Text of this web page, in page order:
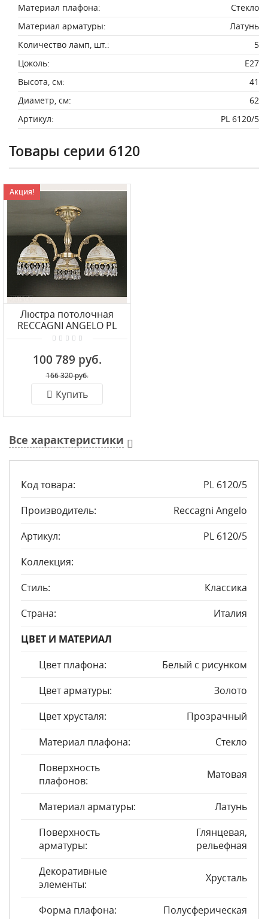
Материал плафона:
Стекло
Материал арматуры:
Латунь
Количество ламп, шт.:
5
Цоколь:
E27
Высота, см:
41
Диаметр, см:
62
Артикул:
PL 6120/5
Товары серии 6120
Акция!
Люстра потолочная
RECCAGNI ANGELO PL
6120/3
100 789 руб.
166 320 руб.
Купить
Все характеристики
Код товара:
PL 6120/5
Производитель:
Reccagni Angelo
Артикул:
PL 6120/5
Коллекция:
Стиль:
Классика
Страна:
Италия
ЦВЕТ И МАТЕРИАЛ
Цвет плафона:
Белый с рисунком
Цвет арматуры:
Золото
Цвет хрусталя:
Прозрачный
Материал плафона:
Стекло
Поверхность
плафонов:
Матовая
Материал арматуры:
Латунь
Поверхность
арматуры:
Глянцевая,
рельефная
Декоративные
элементы:
Хрусталь
Форма плафона: Полусферическая